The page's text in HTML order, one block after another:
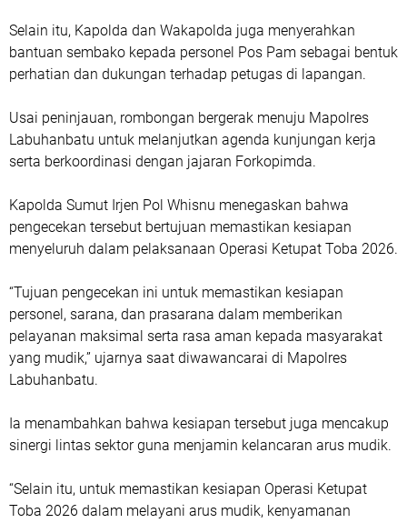
Selain itu, Kapolda dan Wakapolda juga menyerahkan
bantuan sembako kepada personel Pos Pam sebagai bentuk
perhatian dan dukungan terhadap petugas di lapangan.
Usai peninjauan, rombongan bergerak menuju Mapolres
Labuhanbatu untuk melanjutkan agenda kunjungan kerja
serta berkoordinasi dengan jajaran Forkopimda.
Kapolda Sumut Irjen Pol Whisnu menegaskan bahwa
pengecekan tersebut bertujuan memastikan kesiapan
menyeluruh dalam pelaksanaan Operasi Ketupat Toba 2026.
“Tujuan pengecekan ini untuk memastikan kesiapan
personel, sarana, dan prasarana dalam memberikan
pelayanan maksimal serta rasa aman kepada masyarakat
yang mudik,” ujarnya saat diwawancarai di Mapolres
Labuhanbatu.
Ia menambahkan bahwa kesiapan tersebut juga mencakup
sinergi lintas sektor guna menjamin kelancaran arus mudik.
“Selain itu, untuk memastikan kesiapan Operasi Ketupat
Toba 2026 dalam melayani arus mudik, kenyamanan